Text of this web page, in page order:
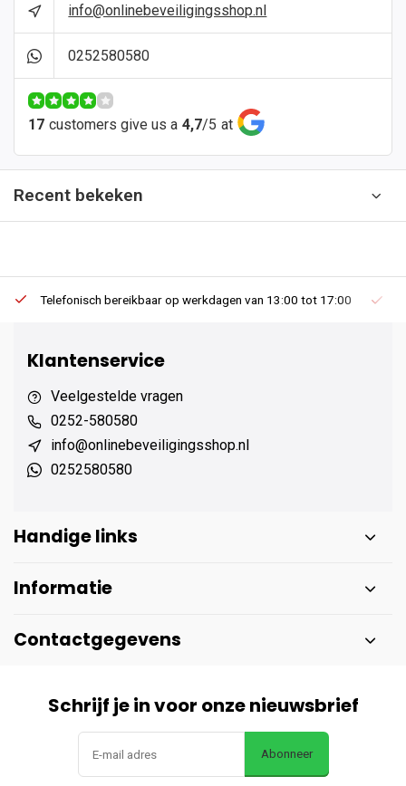
info@onlinebeveiligingsshop.nl
0252580580
17 customers give us a 4,7/5 at
Recent bekeken
Telefonisch bereikbaar op werkdagen van 13:00 tot 17:00
Klantenservice
Veelgestelde vragen
0252-580580
info@onlinebeveiligingsshop.nl
0252580580
Handige links
Informatie
Contactgegevens
Schrijf je in voor onze nieuwsbrief
Abonneer